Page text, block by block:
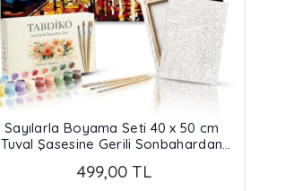
Sayılarla Boyama Seti 40 x 50 cm
Tuval Şasesine Gerili Sonbahardan
499,00 TL